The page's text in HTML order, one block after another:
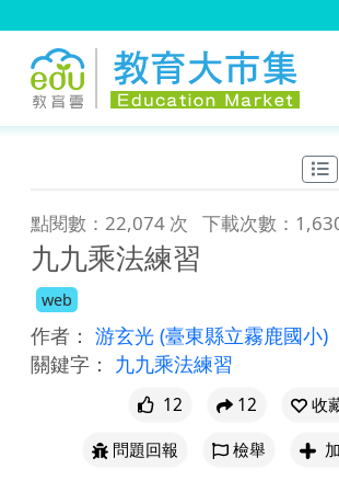
點閱數：22,074 次 下載次數：
九九乘法練習
web
作者： 游玄光 (臺東縣立霧鹿國小)
關鍵字： 九九乘法練習
12 12
收
問題回報
檢舉